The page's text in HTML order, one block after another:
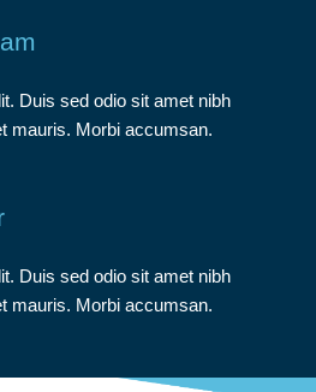
Duis sed odio sit amet nibh
mauris. Morbi accumsan.
Duis sed odio sit amet nibh
mauris. Morbi accumsan.